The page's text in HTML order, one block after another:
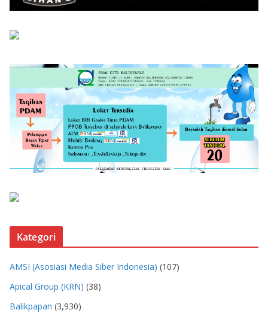
Kategori
AMSI (Asosiasi Media Siber Indonesia) (107)
Apical Group (KRN) (38)
Balikpapan (3,930)